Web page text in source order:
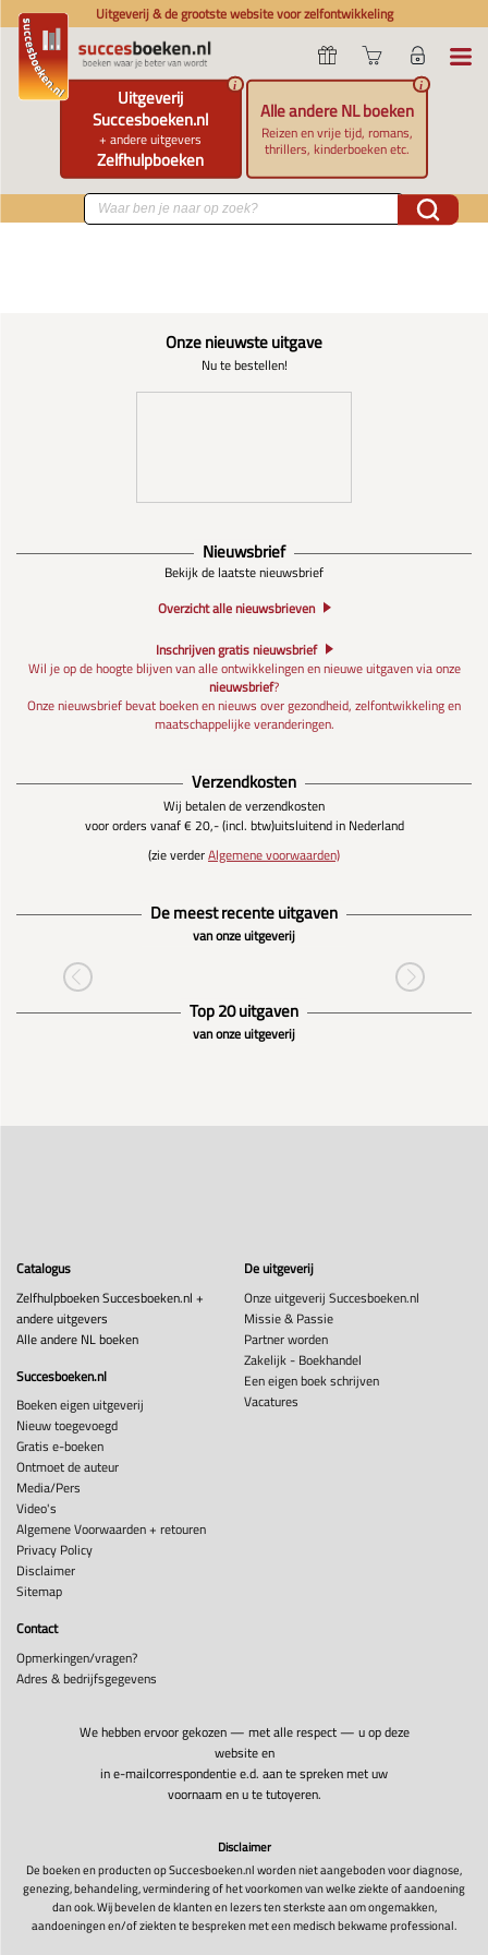
Uitgeverij & de grootste website voor zelfontwikkeling
Uitgeverij
Succesboeken.nl
+ andere uitgevers
Zelfhulpboeken
i
Alle andere NL boeken
Reizen en vrije tijd, romans,
thrillers, kinderboeken etc.
i
Onze nieuwste uitgave
Nu te bestellen!
Nieuwsbrief
Bekijk de laatste nieuwsbrief
Overzicht alle nieuwsbrieven
Inschrijven gratis nieuwsbrief
Wil je op de hoogte blijven van alle ontwikkelingen en nieuwe uitgaven via onze
nieuwsbrief?
Onze nieuwsbrief bevat boeken en nieuws over gezondheid, zelfontwikkeling en
maatschappelijke veranderingen.
Verzendkosten
Wij betalen de verzendkosten
voor orders vanaf € 20,- (incl. btw)uitsluitend in Nederland
(zie verderAlgemene voorwaarden)
De meest recente uitgaven
van onze uitgeverij
Top 20 uitgaven
van onze uitgeverij
Catalogus
Zelfhulpboeken Succesboeken.nl +
andere uitgevers
Alle andere NL boeken
Succesboeken.nl
Boeken eigen uitgeverij
Nieuw toegevoegd
Gratis e-boeken
Ontmoet de auteur
Media/Pers
Video's
Algemene Voorwaarden + retouren
Privacy Policy
Disclaimer
Sitemap
De uitgeverij
Onze uitgeverij Succesboeken.nl
Missie & Passie
Partner worden
Zakelijk - Boekhandel
Een eigen boek schrijven
Vacatures
Contact
Opmerkingen/vragen?
Adres & bedrijfsgegevens
We hebben ervoor gekozen — met alle respect — u op deze
website en
in e-mailcorrespondentie e.d. aan te spreken met uw
voornaam en u te tutoyeren.
Disclaimer
De boeken en producten op Succesboeken.nl worden niet aangeboden voor diagnose,
genezing, behandeling, vermindering of het voorkomen van welke ziekte of aandoening
dan ook. Wij bevelen de klanten en lezers ten sterkste aan om ongemakken,
aandoeningen en/of ziekten te bespreken met een medisch bekwame professional.